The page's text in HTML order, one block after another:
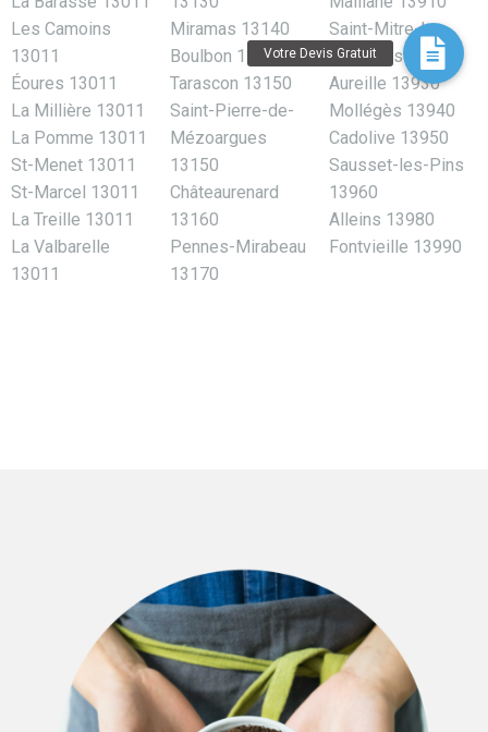
Les Camoins
13011
Éoures 13011
La Millière 13011
La Pomme 13011
St-Menet 13011
St-Marcel 13011
La Treille 13011
La Valbarelle
13011
Miramas 13140
Boulbon 13150
Tarascon 13150
Saint-Pierre-de-
Mézoargues
13150
Châteaurenard
13160
Pennes-Mirabeau
13170
Saint-Mitre-les-
Remparts 13920
Aureille 13930
Mollégès 13940
Cadolive 13950
Sausset-les-Pins
13960
Alleins 13980
Fontvieille 13990